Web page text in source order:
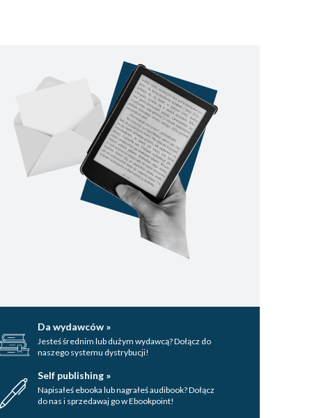
Da wydawców »
Jesteś średnim lub dużym wydawcą? Dołącz do
naszego systemu dystrybucji!
Self publishing »
Napisałeś ebooka lub nagrałeś audibook? Dołącz
do nas i sprzedawaj go w Ebookpoint!